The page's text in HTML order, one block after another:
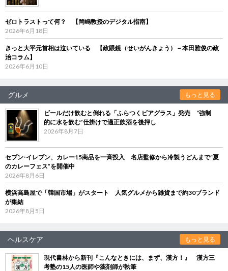
ゼロトラストって何？ 【岡嶋教授のデジタル指南】
2026年6月18日
きっと大平元首相は泣いている 【政眼鏡（せいがんきょう）－本田雅俊の政
治コラム】
2026年6月10日
グルメ もっと見る
ビールだけ飲むと倒れる「ふらつくビアグラス」発売 “強制
的に水を飲む”仕掛けで適正飲酒を後押し
2026年8月7日
セブン‐イレブン、カレー15商品を一斉投入 名店監修から冷製うどんまで“夏
のカレーフェス”を開催中
2026年8月6日
横浜高島屋で「韓国市場」がスタート 人気グルメから雑貨まで約30ブランド
が集結
2026年8月5日
ヘルスケア もっと見る
現代書林から新刊『こんなときには、まず、漢方！』 漢方三
考塾の15人の医師や薬剤師が執筆